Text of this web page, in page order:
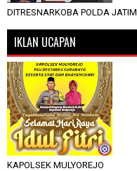
DITRESNARKOBA POLDA JATIM
IKLAN UCAPAN
KAPOLSEK MULYOREJO